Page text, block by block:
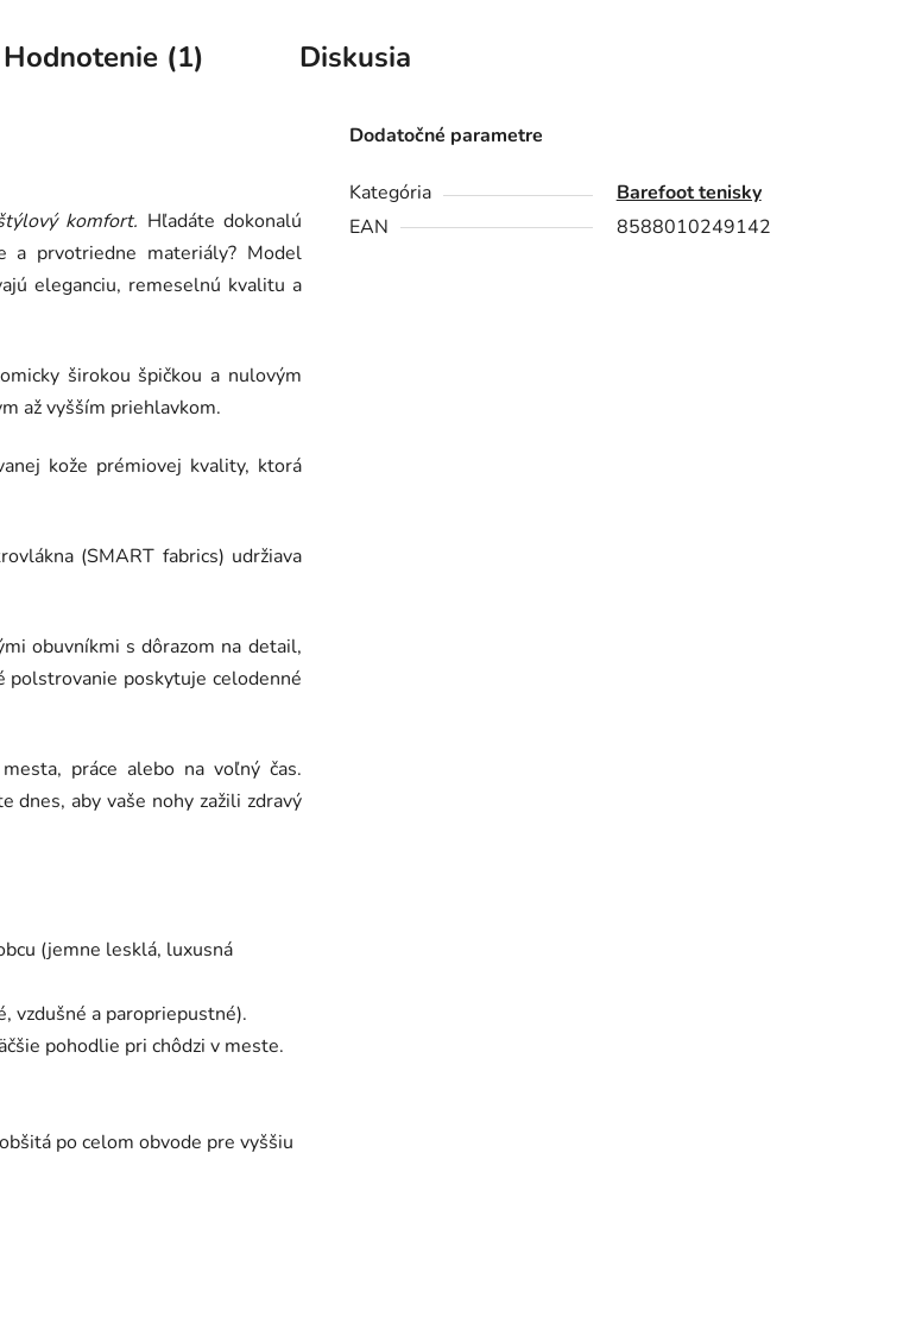
Hodnotenie (1) Diskusia
komfort. Hľadáte dokonalú
a prvotriedne materiály? Model
eleganciu, remeselnú kvalitu a
širokou špičkou a nulovým
až vyšším priehlavkom.
kože prémiovej kvality, ktorá
(SMART fabrics) udržiava
obuvníkmi s dôrazom na detail,
polstrovanie poskytuje celodenné
práce alebo na voľný čas.
dnes, aby vaše nohy zažili zdravý
(jemne lesklá, luxusná
vzdušné a paropriepustné).
pohodlie pri chôdzi v meste.
po celom obvode pre vyššiu
Dodatočné parametre
Kategória
Barefoot tenisky
EAN
8588010249142